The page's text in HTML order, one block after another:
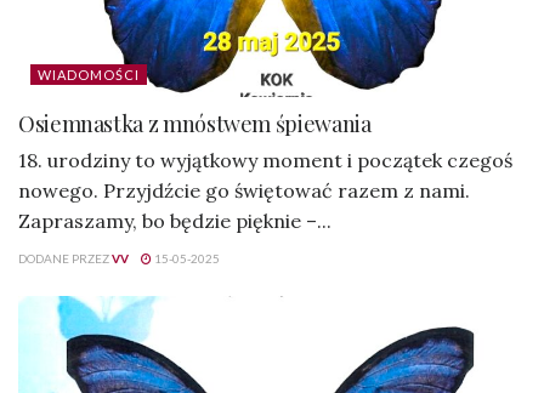
WIADOMOŚCI
Osiemnastka z mnóstwem śpiewania
18. urodziny to wyjątkowy moment i początek czegoś
nowego. Przyjdźcie go świętować razem z nami.
Zapraszamy, bo będzie pięknie –...
DODANE PRZEZVV 15-05-2025